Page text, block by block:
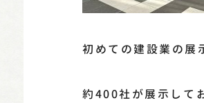
初めての建設業の展
約400社が展示して